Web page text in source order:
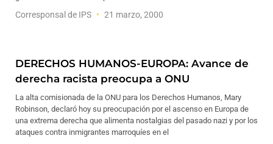
Corresponsal de IPS 21 marzo, 2000
DERECHOS HUMANOS-EUROPA: Avance de
derecha racista preocupa a ONU
La alta comisionada de la ONU para los Derechos Humanos, Mary
Robinson, declaró hoy su preocupación por el ascenso en Europa de
una extrema derecha que alimenta nostalgias del pasado nazi y por los
ataques contra inmigrantes marroquíes en el